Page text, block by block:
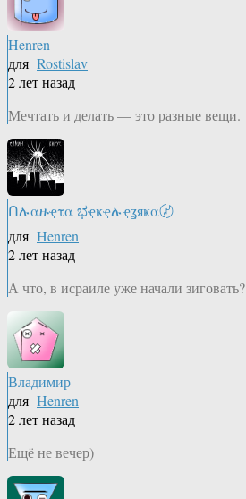
Henren
для Rostislav
2 лет назад
Мечтать и делать — это разные вещи.
Ոሉαዙҿτα ಭҿҝҿሉҿʓяҝα〄
для Henren
2 лет назад
А что, в исраиле уже начали зиговать?
Владимир
для Henren
2 лет назад
Ещё не вечер)